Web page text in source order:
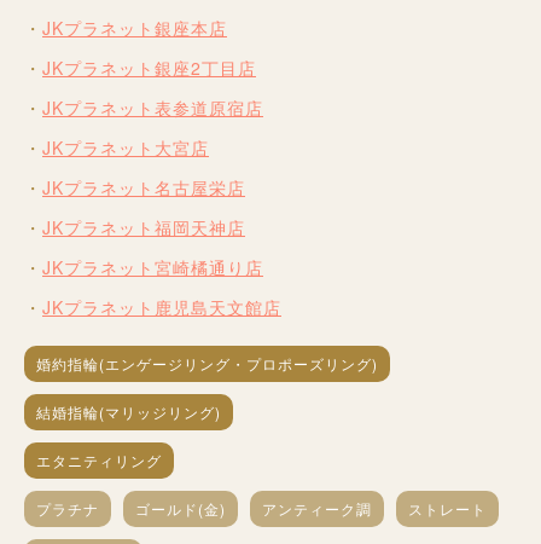
JKプラネット銀座本店
JKプラネット銀座2丁目店
JKプラネット表参道原宿店
JKプラネット大宮店
JKプラネット名古屋栄店
JKプラネット福岡天神店
JKプラネット宮崎橘通り店
JKプラネット鹿児島天文館店
婚約指輪(エンゲージリング・プロポーズリング)
結婚指輪(マリッジリング)
エタニティリング
プラチナ ゴールド(金) アンティーク調 ストレート